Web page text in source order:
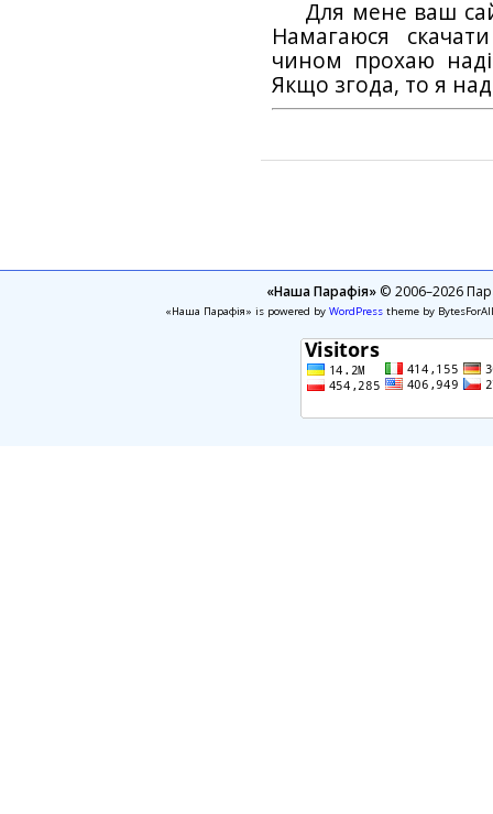
Для мене ваш
Намагаюся
чином прохаю
Якщо згода, то я
«Наша Парафія»© 2006–2026
«Наша Парафія» is powered by WordPresstheme by